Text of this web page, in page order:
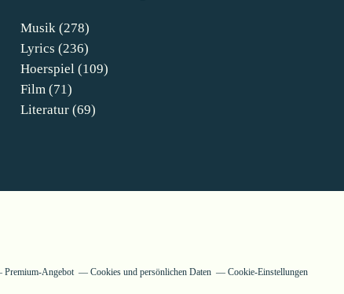
Musik (278)
Lyrics (236)
Hoerspiel (109)
Film (71)
Literatur (69)
Premium-Angebot Cookies und persönlichen Daten Cookie-Einstellungen